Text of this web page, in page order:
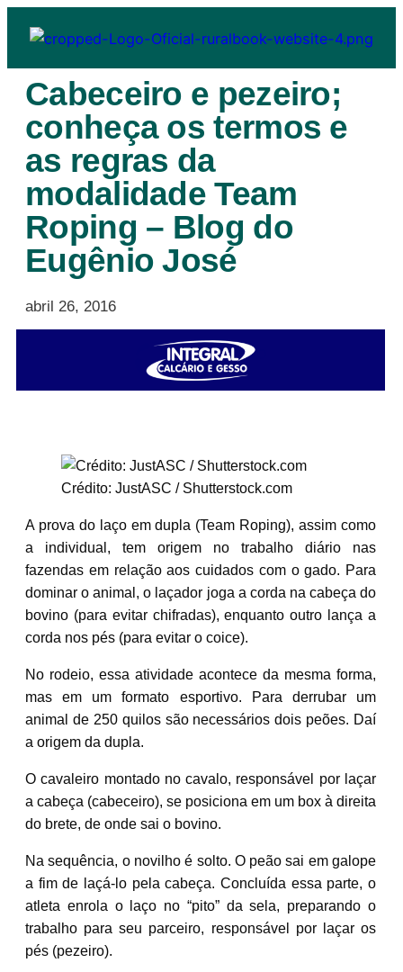
Cabeceiro e pezeiro;
conheça os termos e
as regras da
modalidade Team
Roping – Blog do
Eugênio José
abril 26, 2016
Crédito: JustASC / Shutterstock.com
A prova do laço em dupla (Team Roping), assim como
a individual, tem origem no trabalho diário nas
fazendas em relação aos cuidados com o gado. Para
dominar o animal, o laçador joga a corda na cabeça do
bovino (para evitar chifradas), enquanto outro lança a
corda nos pés (para evitar o coice).
No rodeio, essa atividade acontece da mesma forma,
mas em um formato esportivo. Para derrubar um
animal de 250 quilos são necessários dois peões. Daí
a origem da dupla.
O cavaleiro montado no cavalo, responsável por laçar
a cabeça (cabeceiro), se posiciona em um box à direita
do brete, de onde sai o bovino.
Na sequência, o novilho é solto. O peão sai em galope
a fim de laçá-lo pela cabeça. Concluída essa parte, o
atleta enrola o laço no “pito” da sela, preparando o
trabalho para seu parceiro, responsável por laçar os
pés (pezeiro).